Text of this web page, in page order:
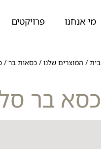
מי אנחנו פרויקטים
בית / המוצרים שלנו / כסאות בר /
כסא בר